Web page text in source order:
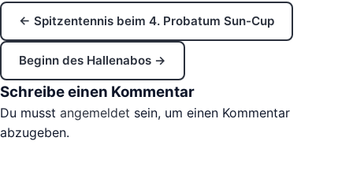
← Spitzentennis beim 4. Probatum Sun-Cup
Beginn des Hallenabos →
Schreibe einen Kommentar
Du musst angemeldet sein, um einen Kommentar
abzugeben.